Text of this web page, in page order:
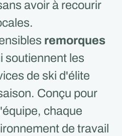
avoir à recourir
remorques
soutiennent les
de ski d'élite
Conçu pour
chaque
de travail